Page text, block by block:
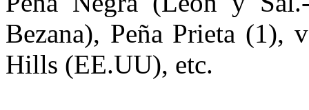
Bezana), Peña Prieta (1),
Hills (EE.UU), etc.